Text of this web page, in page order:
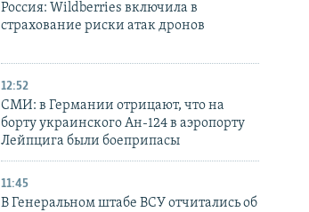
Россия: Wildberries включила в
страхование риски атак дронов
12:52
СМИ: в Германии отрицают, что на
борту украинского Ан-124 в аэропорту
Лейпцига были боеприпасы
11:45
В Генеральном штабе ВСУ отчитались об